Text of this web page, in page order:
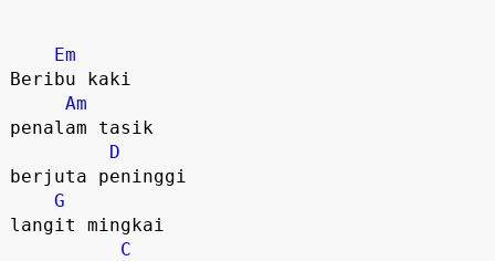
Em
Beribu kaki
Am
penalam tasik
D
berjuta peninggi
G
langit mingkai
C